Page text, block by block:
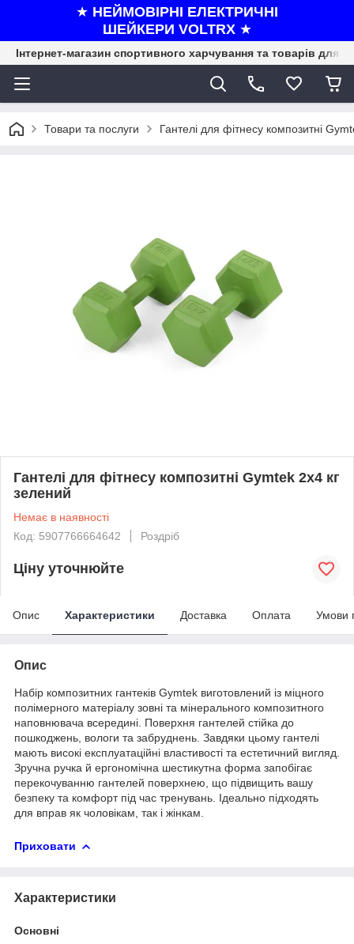
★ НЕЙМОВІРНІ ЕЛЕКТРИЧНІ
ШЕЙКЕРИ VOLTRX ★
Інтернет-магазин спортивного харчування та товарів для
Товари та послуги Гантелі для фітнесу композитні
Гантелі для фітнесу композитні Gymtek 2х4 кг
зелений
Немає в наявності
Код: 5907766664642
Роздріб
Ціну уточнюйте
Опис Характеристики Доставка Оплата Умови
Опис
Набір композитних гантеків Gymtek виготовлений із міцного
полімерного матеріалу зовні та мінерального композитного
наповнювача всередині. Поверхня гантелей стійка до
пошкоджень, вологи та забруднень. Завдяки цьому гантелі
мають високі експлуатаційні властивості та естетичний вигляд.
Зручна ручка й ергономічна шестикутна форма запобігає
перекочуванню гантелей поверхнею, що підвищить вашу
безпеку та комфорт під час тренувань. Ідеально підходять
для вправ як чоловікам, так і жінкам.
Приховати
Характеристики
Основні